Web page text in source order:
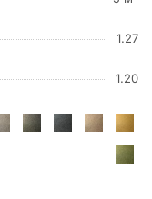
1.27
1.20